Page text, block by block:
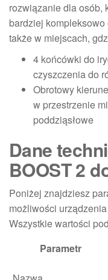
rozwiązanie dla osób,
bardziej kompleksowo
także w miejscach,
4 końcówki do
czyszczenia do
Obrotowy
w przestrzenie
poddziąsłowe
Dane
BOOST 2
Poniżej znajdziesz
możliwości
Wszystkie wartości
Parametr